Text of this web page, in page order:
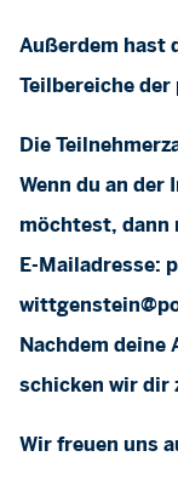
Außerdem hast
Teilbereiche
Die
Wenn du an
möchtest, dann
E-Mailadresse:
Nachdem deine
schicken wir dir
Wir freuen uns